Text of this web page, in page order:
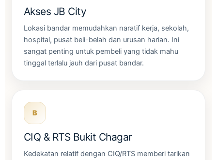
Akses JB City
Lokasi bandar memudahkan naratif kerja, sekolah,
hospital, pusat beli-belah dan urusan harian. Ini
sangat penting untuk pembeli yang tidak mahu
tinggal terlalu jauh dari pusat bandar.
B
CIQ & RTS Bukit Chagar
Kedekatan relatif dengan CIQ/RTS memberi tarikan